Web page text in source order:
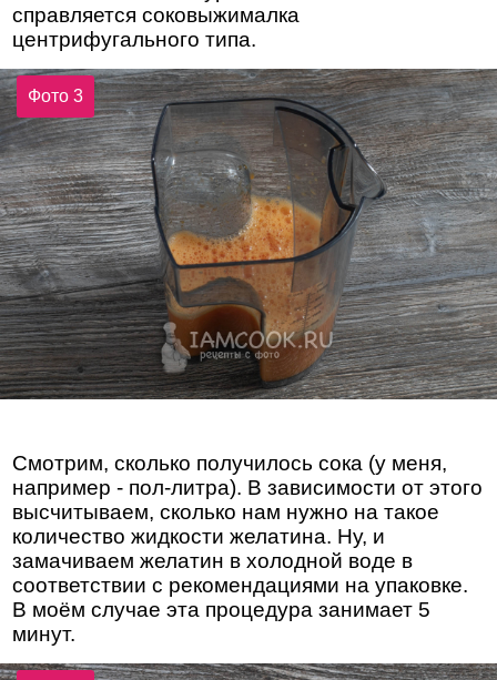
справляется соковыжималка
центрифугального типа.
Фото 3
Смотрим, сколько получилось сока (у меня,
например - пол-литра). В зависимости от этого
высчитываем, сколько нам нужно на такое
количество жидкости желатина. Ну, и
замачиваем желатин в холодной воде в
соответствии с рекомендациями на упаковке.
В моём случае эта процедура занимает 5
минут.